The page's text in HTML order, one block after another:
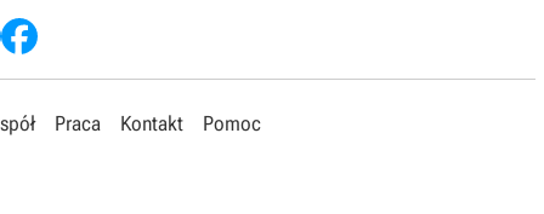
Praca Kontakt Pomoc